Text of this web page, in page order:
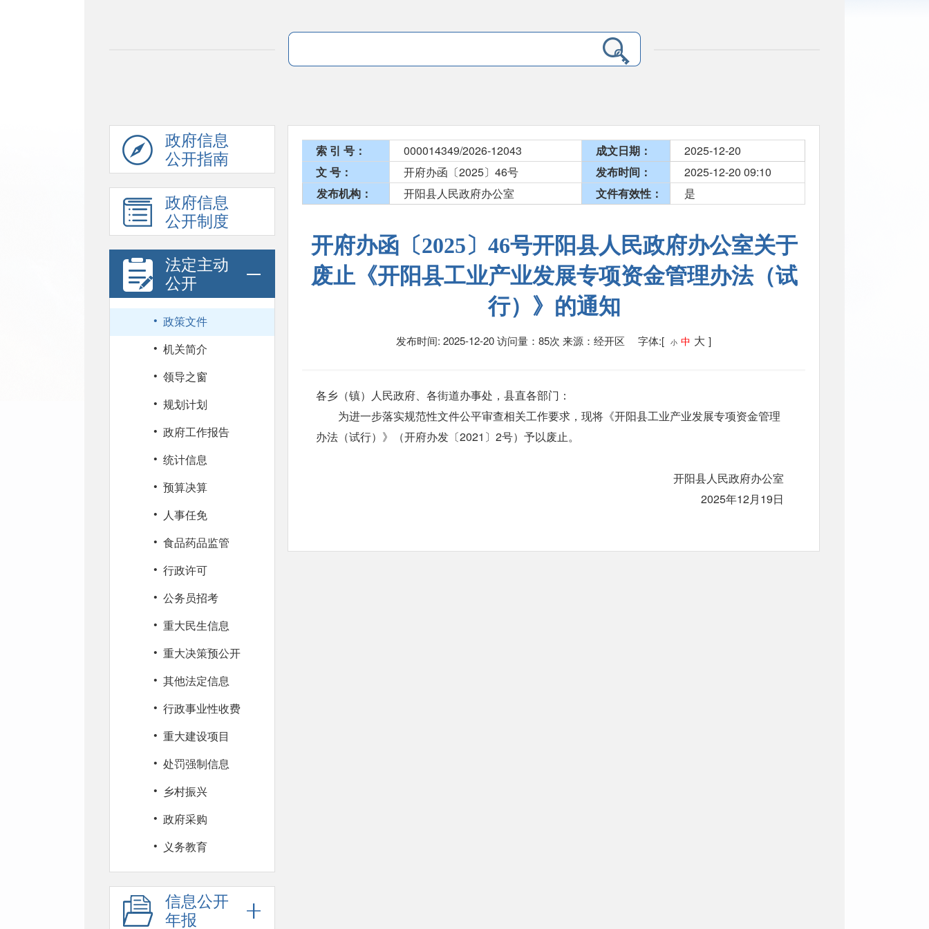
政府信息
公开指南
政府信息
公开制度
法定主动
公开
· 政策文件
· 机关简介
· 领导之窗
· 规划计划
· 政府工作报告
· 统计信息
· 预算决算
· 人事任免
· 食品药品监管
· 行政许可
· 公务员招考
· 重大民生信息
· 重大决策预公开
· 其他法定信息
· 行政事业性收费
· 重大建设项目
· 处罚强制信息
· 乡村振兴
· 政府采购
· 义务教育
信息公开
年报
索 引 号： 000014349/2026-12043 成文日期：
2025-12-20
文 号：
开府办函〔2025〕46号 发布时间：
2025-12-20 09:10
发布机构：
开阳县人民政府办公室 文件有效性： 是
开府办函〔2025〕46号开阳县人民政府办公室关于
废止《开阳县工业产业发展专项资金管理办法（试
行）》的通知
发布时间: 2025-12-20访问量：85次 来源：经开区 字体:[ 小 中 大 ]
各乡（镇）人民政府、各街道办事处，县直各部门：
为进一步落实规范性文件公平审查相关工作要求，现将《开阳县工业产业发展专项资金管理
办法（试行）》（开府办发〔2021〕2号）予以废止。
开阳县人民政府办公室
2025年12月19日